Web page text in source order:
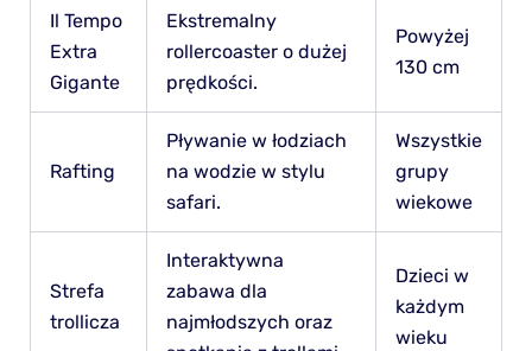
Il Tempo
Extra
Gigante
Ekstremalny
rollercoaster o dużej
prędkości.
Powyżej
130 cm
Rafting
Pływanie w łodziach
na wodzie w stylu
safari.
Wszystkie
grupy
wiekowe
Strefa
trollicza
Interaktywna
zabawa dla
najmłodszych oraz
Dzieci w
każdym
wieku